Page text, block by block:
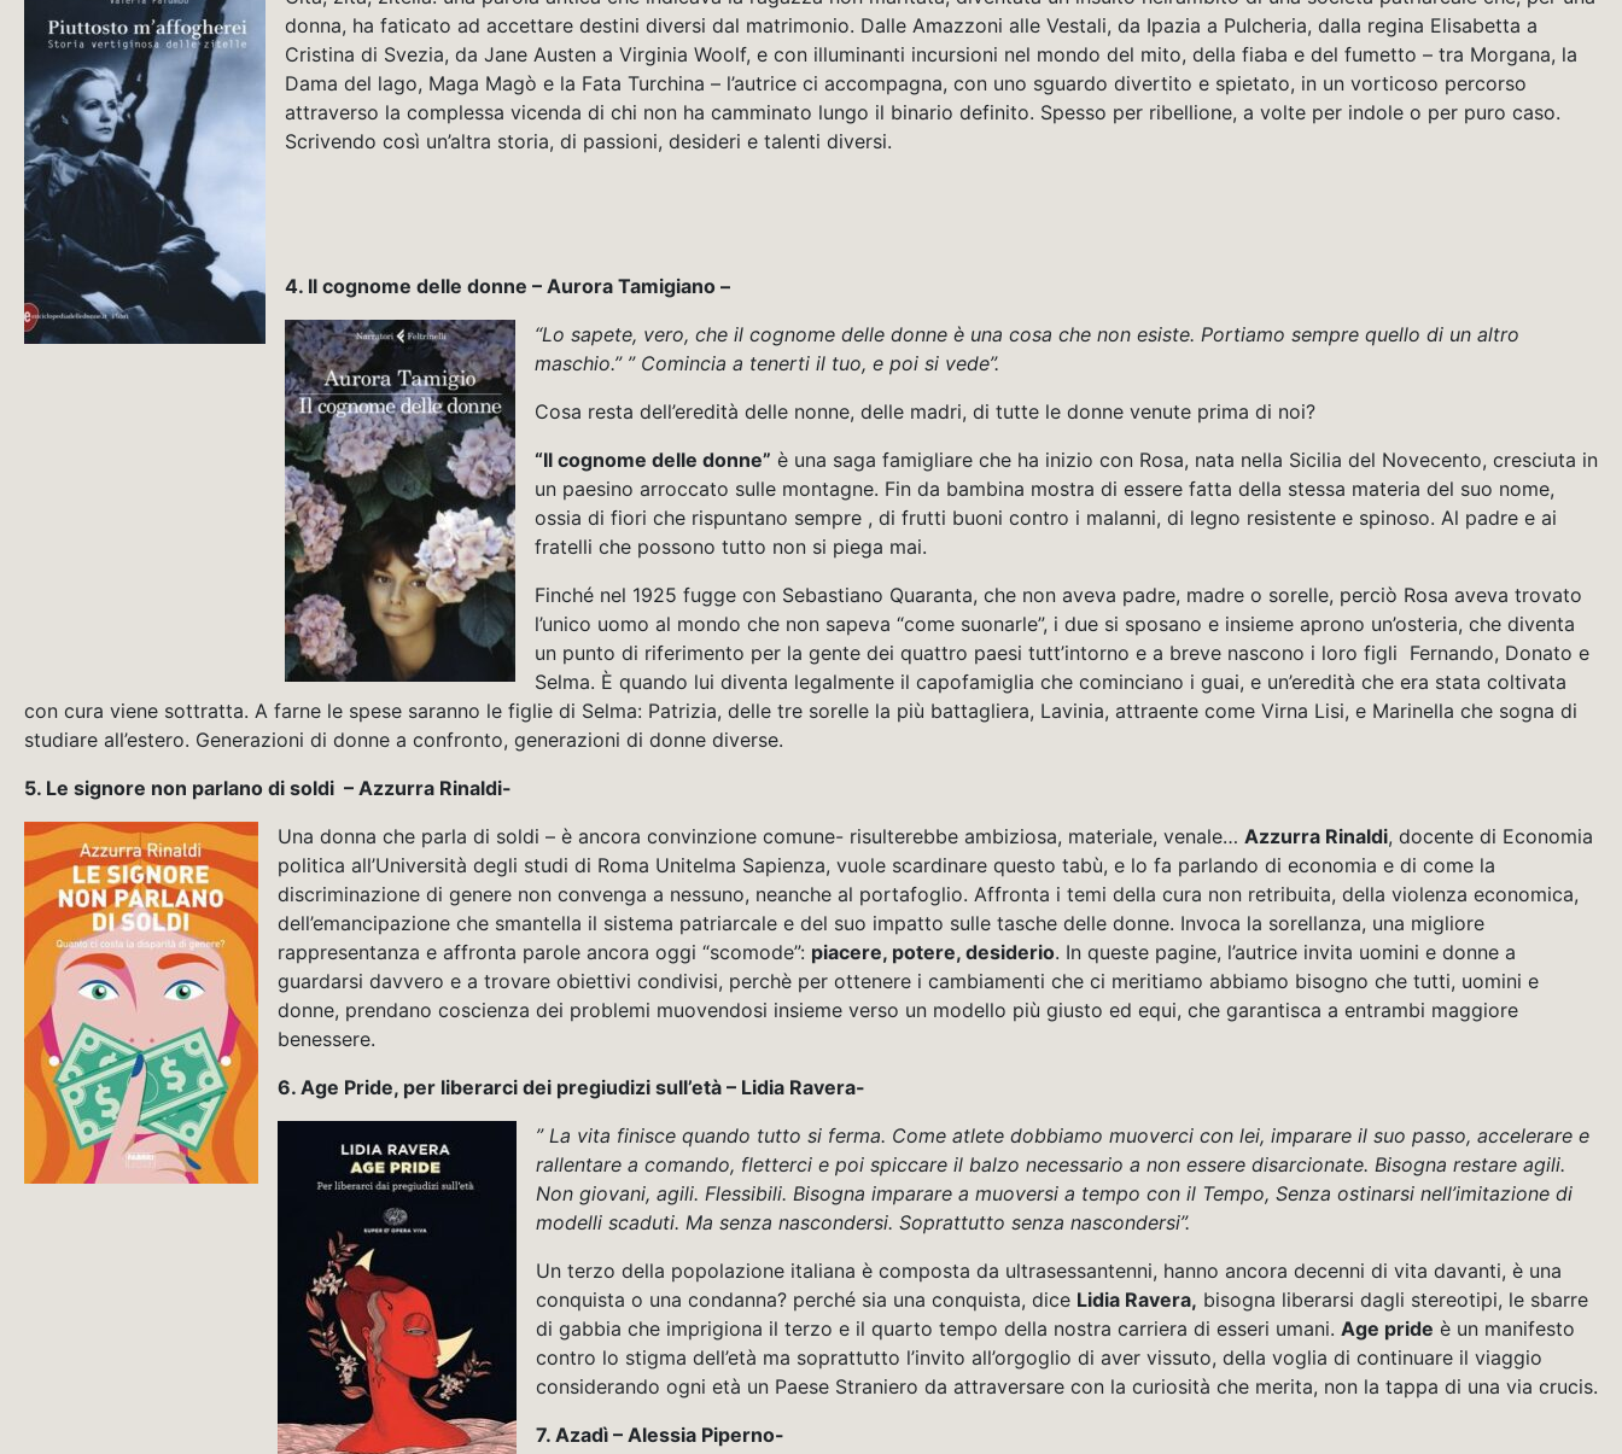
donna, ha faticato ad accettare destini diversi dal matrimonio. Dalle Amazzoni alle Vestali, da Ipazia a Pulcheria, dalla regina Elisabetta a
Cristina di Svezia, da Jane Austen a Virginia Woolf, e con illuminanti incursioni nel mondo del mito, della fiaba e del fumetto – tra Morgana, la
Dama del lago, Maga Magò e la Fata Turchina – l’autrice ci accompagna, con uno sguardo divertito e spietato, in un vorticoso percorso
attraverso la complessa vicenda di chi non ha camminato lungo il binario definito. Spesso per ribellione, a volte per indole o per puro caso.
Scrivendo così un’altra storia, di passioni, desideri e talenti diversi.
4. Il cognome delle donne – Aurora Tamigiano –
“Lo sapete, vero, che il cognome delle donne è una cosa che non esiste. Portiamo sempre quello di un altro
maschio.” ” Comincia a tenerti il tuo, e poi si vede”.
Cosa resta dell’eredità delle nonne, delle madri, di tutte le donne venute prima di noi?
“Il cognome delle donne” è una saga famigliare che ha inizio con Rosa, nata nella Sicilia del Novecento, cresciuta in
un paesino arroccato sulle montagne. Fin da bambina mostra di essere fatta della stessa materia del suo nome,
ossia di fiori che rispuntano sempre , di frutti buoni contro i malanni, di legno resistente e spinoso. Al padre e ai
fratelli che possono tutto non si piega mai.
Finché nel 1925 fugge con Sebastiano Quaranta, che non aveva padre, madre o sorelle, perciò Rosa aveva trovato
l’unico uomo al mondo che non sapeva “come suonarle”, i due si sposano e insieme aprono un’osteria, che diventa
un punto di riferimento per la gente dei quattro paesi tutt’intorno e a breve nascono i loro figli Fernando, Donato e
Selma. È quando lui diventa legalmente il capofamiglia che cominciano i guai, e un’eredità che era stata coltivata
con cura viene sottratta. A farne le spese saranno le figlie di Selma: Patrizia, delle tre sorelle la più battagliera, Lavinia, attraente come Virna Lisi, e Marinella che sogna di
studiare all’estero. Generazioni di donne a confronto, generazioni di donne diverse.
5. Le signore non parlano di soldi – Azzurra Rinaldi-
Una donna che parla di soldi – è ancora convinzione comune- risulterebbe ambiziosa, materiale, venale… Azzurra Rinaldi, docente di Economia
politica all’Università degli studi di Roma Unitelma Sapienza, vuole scardinare questo tabù, e lo fa parlando di economia e di come la
discriminazione di genere non convenga a nessuno, neanche al portafoglio. Affronta i temi della cura non retribuita, della violenza economica,
dell’emancipazione che smantella il sistema patriarcale e del suo impatto sulle tasche delle donne. Invoca la sorellanza, una migliore
rappresentanza e affronta parole ancora oggi “scomode”: piacere, potere, desiderio. In queste pagine, l’autrice invita uomini e donne a
guardarsi davvero e a trovare obiettivi condivisi, perchè per ottenere i cambiamenti che ci meritiamo abbiamo bisogno che tutti, uomini e
donne, prendano coscienza dei problemi muovendosi insieme verso un modello più giusto ed equi, che garantisca a entrambi maggiore
benessere.
6. Age Pride, per liberarci dei pregiudizi sull’età – Lidia Ravera-
” La vita finisce quando tutto si ferma. Come atlete dobbiamo muoverci con lei, imparare il suo passo, accelerare e
rallentare a comando, fletterci e poi spiccare il balzo necessario a non essere disarcionate. Bisogna restare agili.
Non giovani, agili. Flessibili. Bisogna imparare a muoversi a tempo con il Tempo, Senza ostinarsi nell’imitazione di
modelli scaduti. Ma senza nascondersi. Soprattutto senza nascondersi”.
Un terzo della popolazione italiana è composta da ultrasessantenni, hanno ancora decenni di vita davanti, è una
conquista o una condanna? perché sia una conquista, dice Lidia Ravera, bisogna liberarsi dagli stereotipi, le sbarre
di gabbia che imprigiona il terzo e il quarto tempo della nostra carriera di esseri umani. Age pride è un manifesto
contro lo stigma dell’età ma soprattutto l’invito all’orgoglio di aver vissuto, della voglia di continuare il viaggio
considerando ogni età un Paese Straniero da attraversare con la curiosità che merita, non la tappa di una via crucis.
7. Azadì – Alessia Piperno-